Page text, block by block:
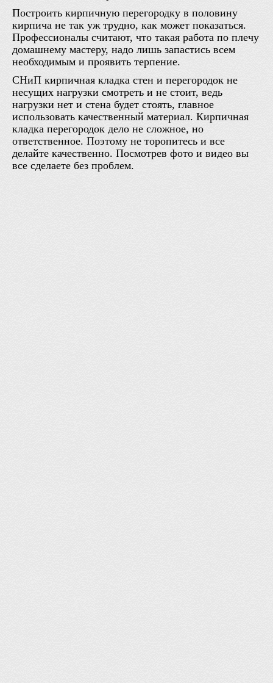
Построить кирпичную перегородку в половину
кирпича не так уж трудно, как может показаться.
Профессионалы считают, что такая работа по плечу
домашнему мастеру, надо лишь запастись всем
необходимым и проявить терпение.
СНиП кирпичная кладка стен и перегородок не
несущих нагрузки смотреть и не стоит, ведь
нагрузки нет и стена будет стоять, главное
использовать качественный материал. Кирпичная
кладка перегородок дело не сложное, но
ответственное. Поэтому не торопитесь и все
делайте качественно. Посмотрев фото и видео вы
все сделаете без проблем.